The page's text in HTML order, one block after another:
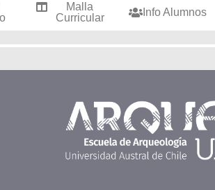
Malla
Curricular
Info Alumnos